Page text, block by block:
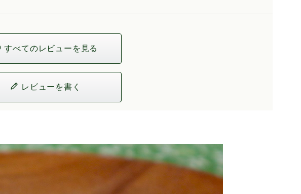
すべてのレビューを見る
レビューを書く